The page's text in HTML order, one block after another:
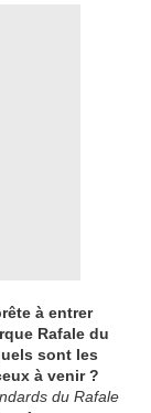
à entrer
Rafale du
sont les
à venir ?
du Rafale